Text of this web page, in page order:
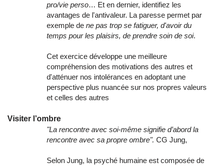
pro/vie perso… Et en dernier, identifiez les
avantages de l'antivaleur. La paresse permet par
exemple de ne pas trop se fatiguer, d'avoir du
temps pour les plaisirs, de prendre soin de soi.
Cet exercice développe une meilleure
compréhension des motivations des autres et
d'atténuer nos intolérances en adoptant une
perspective plus nuancée sur nos propres valeurs
et celles des autres
Visiter l’ombre
"La rencontre avec soi-même signifie d’abord la
rencontre avec sa propre ombre". CG Jung,
Selon Jung, la psyché humaine est composée de